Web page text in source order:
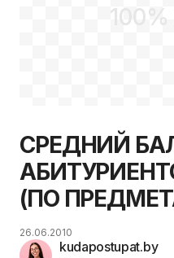
СРЕДНИЙ
(ПО
kudapostupat.by
26.06.2010